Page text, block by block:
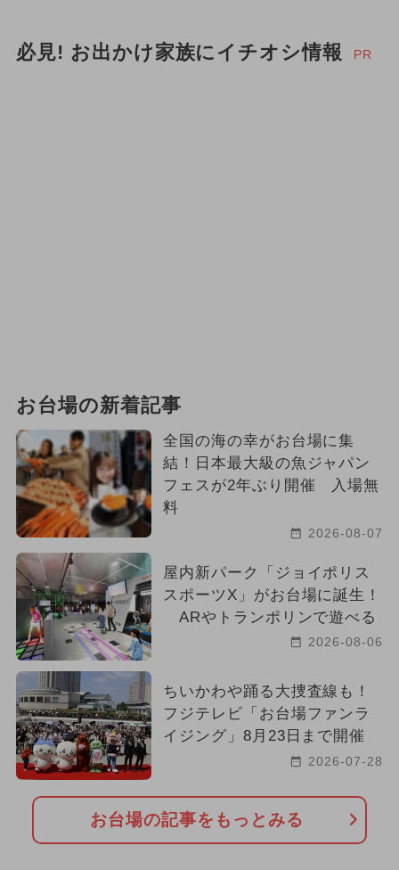
必見! お出かけ家族にイチオシ情報 PR
お台場の新着記事
全国の海の幸がお台場に集
結！日本最大級の魚ジャパン
フェスが2年ぶり開催 入場無
料
2026-08-07
屋内新パーク「ジョイポリス
スポーツX」がお台場に誕生！
ARやトランポリンで遊べる
2026-08-06
ちいかわや踊る大捜査線も！
フジテレビ「お台場ファンラ
イジング」8月23日まで開催
2026-07-28
お台場の記事をもっとみる